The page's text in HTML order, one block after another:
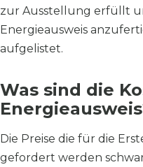
zur Ausstellung erfüllt
Energieausweis
aufgelistet.
Was sind die
Die Preise die für die
gefordert werden